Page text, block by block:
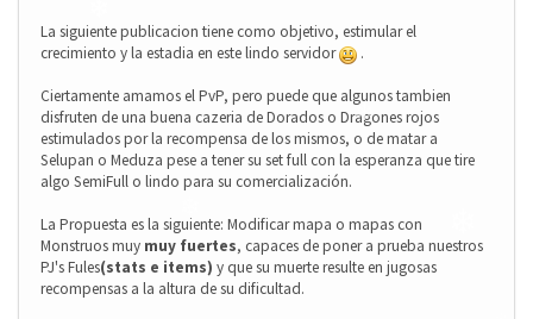
La siguiente publicacion tiene como objetivo, estimular el
crecimiento y la estadia en este lindo servidor
.
Ciertamente amamos el PvP, pero puede que algunos tambien
disfruten de una buena cazeria de Dorados o Dragones rojos
estimulados por la recompensa de los mismos, o de matar a
Selupan o Meduza pese a tener su set full con la esperanza que tire
algo SemiFull o lindo para su comercialización.
La Propuesta es la siguiente: Modificar mapa o mapas con
Monstruos muy muy fuertes, capaces de poner a prueba nuestros
PJ's Fules(stats e items) y que su muerte resulte en jugosas
recompensas a la altura de su dificultad.
❄
❄